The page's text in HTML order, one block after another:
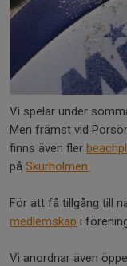
Vi spelar under
Men främst vid
finns även fler
på Skurholmen.
För att få tillgång till
medlemskap i
Vi anordnar även